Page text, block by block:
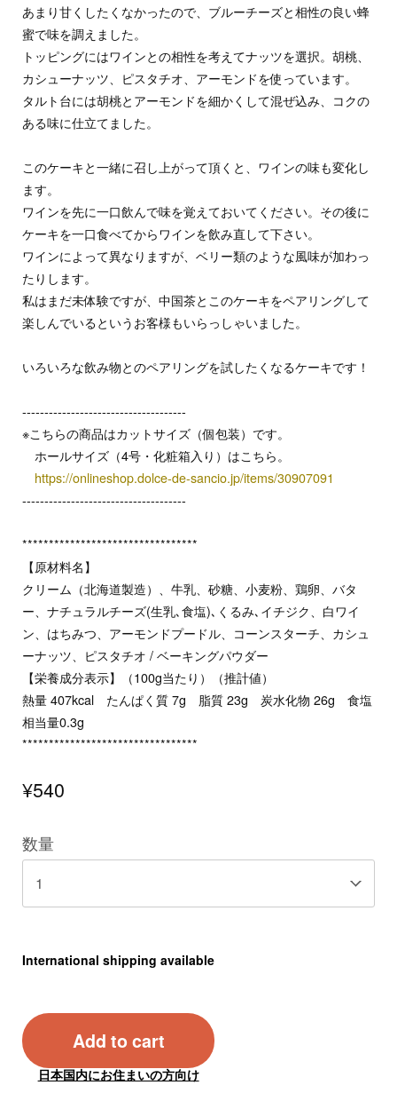
あまり甘くしたくなかったので、ブルーチーズと相性の良い蜂
蜜で味を調えました。
トッピングにはワインとの相性を考えてナッツを選択。胡桃、
カシューナッツ、ピスタチオ、アーモンドを使っています。
タルト台には胡桃とアーモンドを細かくして混ぜ込み、コクの
ある味に仕立てました。
このケーキと一緒に召し上がって頂くと、ワインの味も変化し
ます。
ワインを先に一口飲んで味を覚えておいてください。その後に
ケーキを一口食べてからワインを飲み直して下さい。
ワインによって異なりますが、ベリー類のような風味が加わっ
たりします。
私はまだ未体験ですが、中国茶とこのケーキをペアリングして
楽しんでいるというお客様もいらっしゃいました。
いろいろな飲み物とのペアリングを試したくなるケーキです！
-------------------------------------
※こちらの商品はカットサイズ（個包装）です。
ホールサイズ（4号・化粧箱入り）はこちら。
https://onlineshop.dolce-de-sancio.jp/items/30907091
-------------------------------------
*********************************
【原材料名】
クリーム（北海道製造）、牛乳、砂糖、小麦粉、鶏卵、バタ
ー、ナチュラルチーズ(生乳､食塩)､くるみ､イチジク、白ワイ
ン、はちみつ、アーモンドプードル、コーンスターチ、カシュ
ーナッツ、ピスタチオ / ベーキングパウダー
【栄養成分表示】（100g当たり）（推計値）
熱量 407kcal たんぱく質 7g 脂質 23g 炭水化物 26g 食塩
相当量0.3g
*********************************
¥540
数量
International shipping available
Add to cart
日本国内にお住まいの方向け